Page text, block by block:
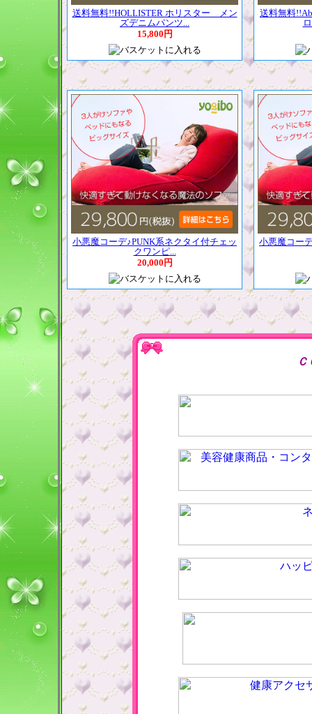
送料無料!!HOLLISTER ホリスター メン
ズデニムパンツ...
15,800円
送料無料
小悪魔コーデ♪PUNK系ネクタイ付チェッ
クワンピ...
20,000円
小悪魔コー